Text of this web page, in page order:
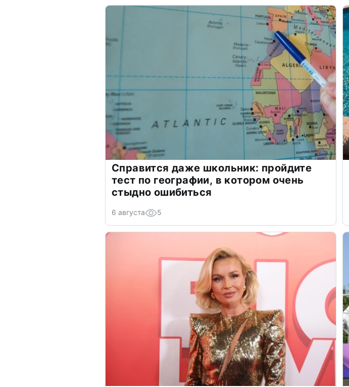
Справится даже школьник: пройдите
тест по географии, в котором очень
стыдно ошибиться
6 августа 5